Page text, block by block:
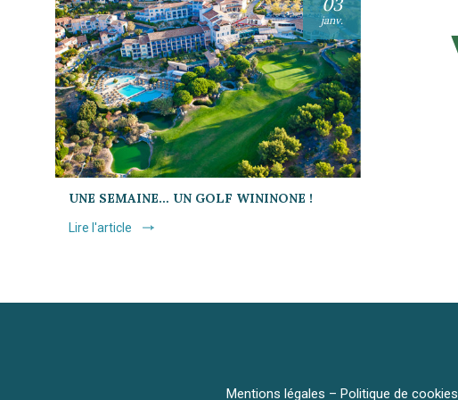
janv.
UNE SEMAINE… UN GOLF WININONE !
Lire l'article
Mentions légales – Politique de cookies